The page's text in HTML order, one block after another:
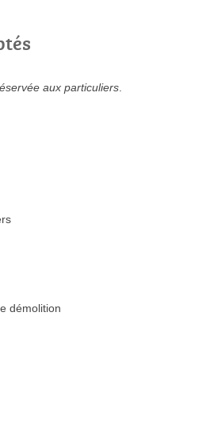
aux particuliers.
démolition